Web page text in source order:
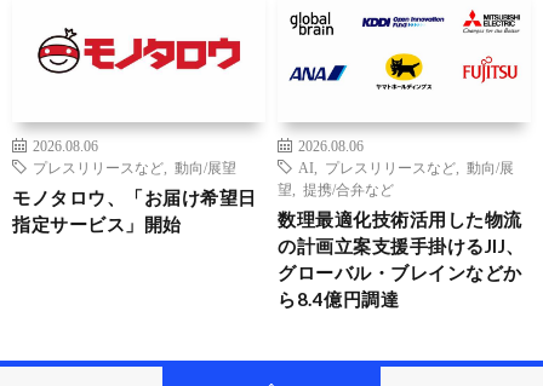
2026.08.06
プレスリリースなど
動向/展望
モノタロウ、「お届け希望日
指定サービス」開始
2026.08.06
AI
プレスリリースなど
動向/展
望
提携/合弁など
数理最適化技術活用した物流
の計画立案支援手掛けるJIJ、
グローバル・ブレインなどか
ら8.4億円調達